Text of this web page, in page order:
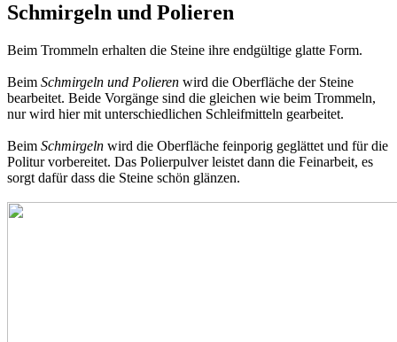
Schmirgeln und Polieren
Beim Trommeln erhalten die Steine ihre endgültige glatte Form.
Beim Schmirgeln und Polieren wird die Oberfläche der Steine
bearbeitet. Beide Vorgänge sind die gleichen wie beim Trommeln,
nur wird hier mit unterschiedlichen Schleifmitteln gearbeitet.
Beim Schmirgeln wird die Oberfläche feinporig geglättet und für die
Politur vorbereitet. Das Polierpulver leistet dann die Feinarbeit, es
sorgt dafür dass die Steine schön glänzen.